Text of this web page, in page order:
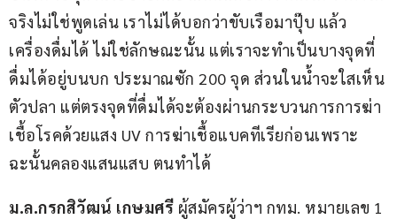
จริงไม่ใช่พูดเล่น เราไม่ได้บอกว่าขับเรือมาปุ๊บ แล้ว
เครื่องดื่มได้ ไม่ใช่ลักษณะนั้น แต่เราจะทำเป็นบางจุดที่
ดื่มได้อยู่บนบก ประมาณซัก 200 จุด ส่วนในน้ำจะใสเห็น
ตัวปลา แต่ตรงจุดที่ดื่มได้จะต้องผ่านกระบวนการการฆ่า
เชื้อโรคด้วยแสง UV การฆ่าเชื้อแบคทีเรียก่อนเพราะ
ฉะนั้นคลองแสนแสบ ตนทำได้
ม.ล.กรกสิวัฒน์ เกษมศรี ผู้สมัครผู้ว่าฯ กทม. หมายเลข 1